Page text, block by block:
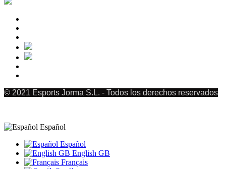
© 2021 Esports Jorma S.L. - Todos los derechos reservados
Español
Español
English GB
Français